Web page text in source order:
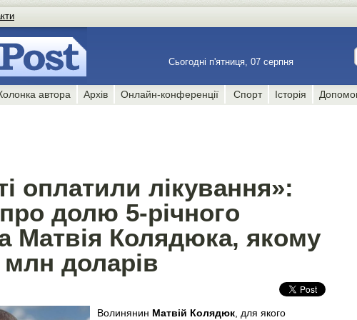
Сьогодні п'ятниця, 07 серпня
автора Архів Онлайн-конференції Спорт Історія
оплатили лікування»:
долю 5-річного
Матвія Колядюка, якому
млн доларів
Волинянин Матвій Колядюк , для якого